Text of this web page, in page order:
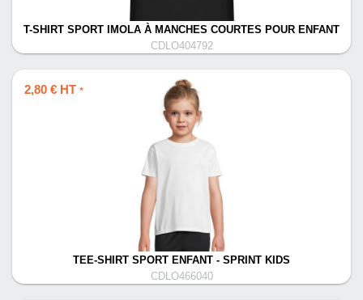
T-SHIRT SPORT IMOLA À MANCHES COURTES POUR ENFANT
CDLO404792
2,80 € HT *
TEE-SHIRT SPORT ENFANT - SPRINT KIDS
CDLO466040